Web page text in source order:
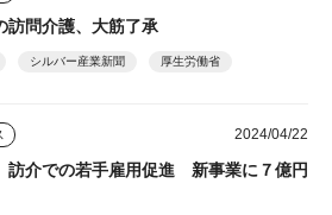
訪問介護、大筋了承
シルバー産業新聞 厚生労働省
2024/04/22
介での若手雇用促進 新事業に７億円